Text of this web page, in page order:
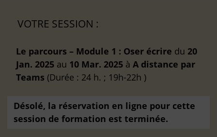
VOTRE SESSION :
Le parcours – Module 1 : Oser écrire du 20
Jan. 2025 au 10 Mar. 2025 à A distance par
Teams (Durée : 24 h. ; 19h-22h )
Désolé, la réservation en ligne pour cette
session de formation est terminée.